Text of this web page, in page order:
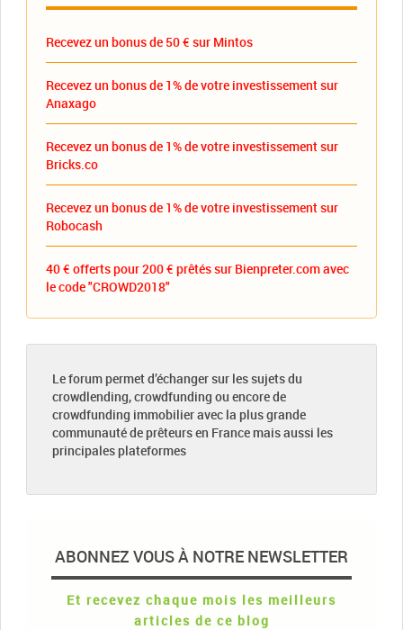
Recevez un bonus de 50 € sur Mintos
Recevez un bonus de 1% de votre investissement sur
Anaxago
Recevez un bonus de 1% de votre investissement sur
Bricks.co
Recevez un bonus de 1% de votre investissement sur
Robocash
40 € offerts pour 200 € prêtés sur Bienpreter.com avec
le code "CROWD2018"
Le forum permet d’échanger sur les sujets du
crowdlending, crowdfunding ou encore de
crowdfunding immobilier avec la plus grande
communauté de prêteurs en France mais aussi les
principales plateformes
ABONNEZ VOUS À NOTRE NEWSLETTER
Et recevez chaque mois les meilleurs
articles de ce blog